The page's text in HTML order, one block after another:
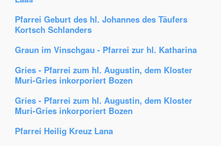
Pfarrei Geburt des hl. Johannes des Täufers
Kortsch Schlanders
Graun im Vinschgau - Pfarrei zur hl. Katharina
Gries - Pfarrei zum hl. Augustin, dem Kloster
Muri-Gries inkorporiert Bozen
Gries - Pfarrei zum hl. Augustin, dem Kloster
Muri-Gries inkorporiert Bozen
Pfarrei Heilig Kreuz Lana